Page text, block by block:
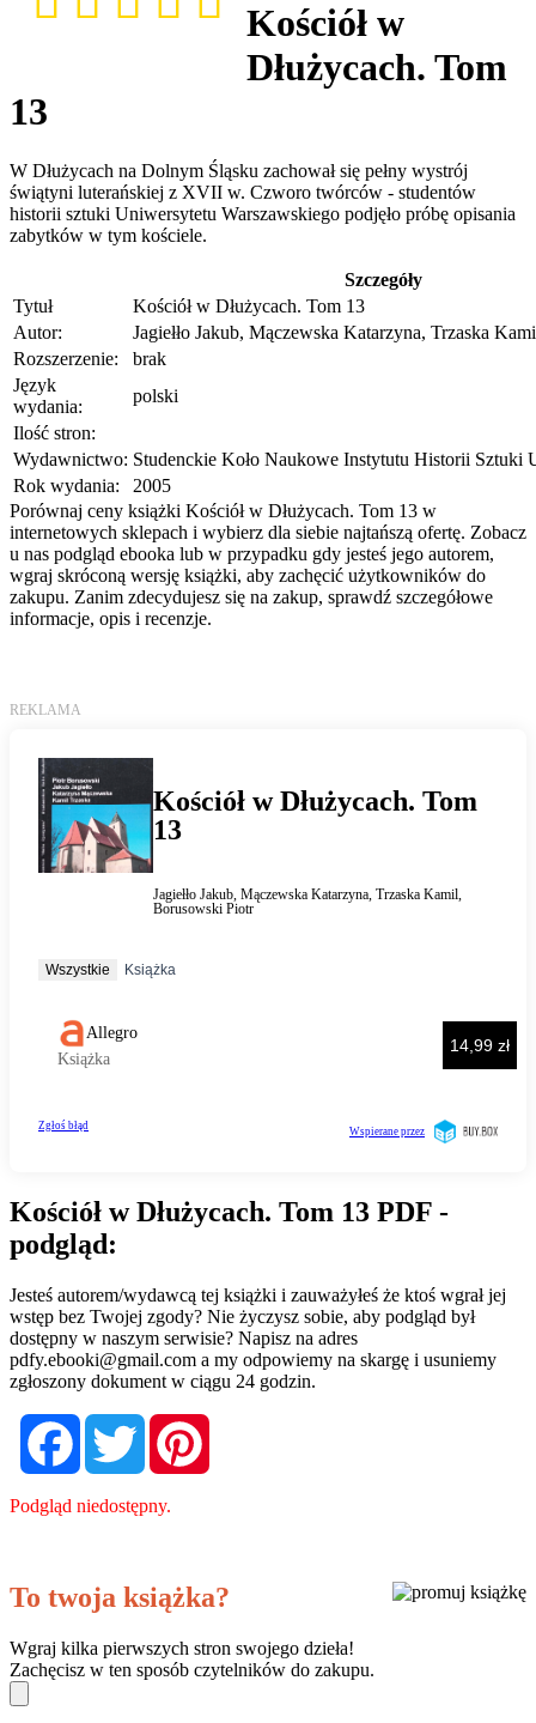
Kościół w
Dłużycach. Tom
13
W Dłużycach na Dolnym Śląsku zachował się pełny wystrój
świątyni luterańskiej z XVII w. Czworo twórców - studentów
historii sztuki Uniwersytetu Warszawskiego podjęło próbę opisania
zabytków w tym kościele.
Szczegóły
Tytuł
Kościół w Dłużycach. Tom 13
Autor:
Jagiełło Jakub, Mączewska Katarzyna, Trzaska
Rozszerzenie:
brak
Język
wydania:
polski
Ilość stron:
Wydawnictwo: Studenckie Koło Naukowe Instytutu Historii Sztuki
Rok wydania:
2005
Porównaj ceny książki Kościół w Dłużycach. Tom 13 w
internetowych sklepach i wybierz dla siebie najtańszą ofertę. Zobacz
u nas podgląd ebooka lub w przypadku gdy jesteś jego autorem,
wgraj skróconą wersję książki, aby zachęcić użytkowników do
zakupu. Zanim zdecydujesz się na zakup, sprawdź szczegółowe
informacje, opis i recenzje.
Kościół w Dłużycach. Tom 13 PDF -
podgląd:
Jesteś autorem/wydawcą tej książki i zauważyłeś że ktoś wgrał jej
wstęp bez Twojej zgody? Nie życzysz sobie, aby podgląd był
dostępny w naszym serwisie? Napisz na adres
pdfy.ebooki@gmail.com a my odpowiemy na skargę i usuniemy
zgłoszony dokument w ciągu 24 godzin.
FacebookTwitter
Podgląd niedostępny.
To twoja książka?
Wgraj kilka pierwszych stron swojego dzieła!
Zachęcisz w ten sposób czytelników do zakupu.